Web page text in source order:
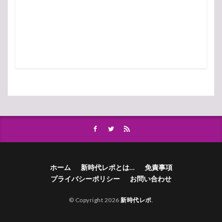
ホーム 新時代レポとは…
免責事項
プライバシーポリシー
お問い合わせ
© Copyright 2026新時代レポ